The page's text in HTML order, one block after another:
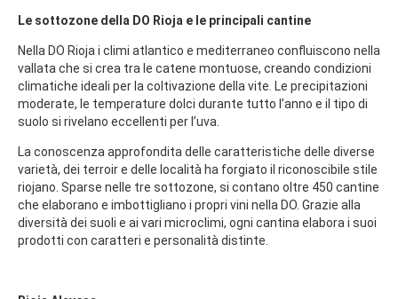
Le sottozone della DO Rioja e le principali cantine
Nella DO Rioja i climi atlantico e mediterraneo confluiscono nella
vallata che si crea tra le catene montuose, creando condizioni
climatiche ideali per la coltivazione della vite. Le precipitazioni
moderate, le temperature dolci durante tutto l’anno e il tipo di
suolo si rivelano eccellenti per l’uva.
La conoscenza approfondita delle caratteristiche delle diverse
varietà, dei terroir e delle località ha forgiato il riconoscibile stile
riojano. Sparse nelle tre sottozone, si contano oltre 450 cantine
che elaborano e imbottigliano i propri vini nella DO. Grazie alla
diversità dei suoli e ai vari microclimi, ogni cantina elabora i suoi
prodotti con caratteri e personalità distinte.